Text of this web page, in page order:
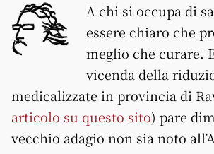
A chi si occupa di
essere chiaro che
meglio che curare.
vicenda della
medicalizzate in provincia di
articolo su questo sito) pare
vecchio adagio non sia noto